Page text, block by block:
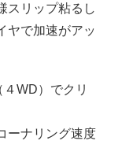
スリップ粘るし
ヤで加速がアッ
WD）でクリ
ーナリング速度